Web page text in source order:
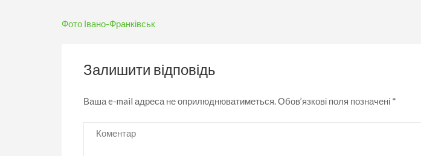
Навігація
Фото Івано-Франківськ
Залишити відповідь
Ваша e-mail адреса не оприлюднюватиметься.Обов’язкові поля позначені *
Коментар